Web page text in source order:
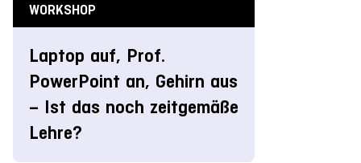
WORKSHOP
Laptop auf, Prof.
PowerPoint an, Gehirn aus
– Ist das noch zeitgemäße
Lehre?